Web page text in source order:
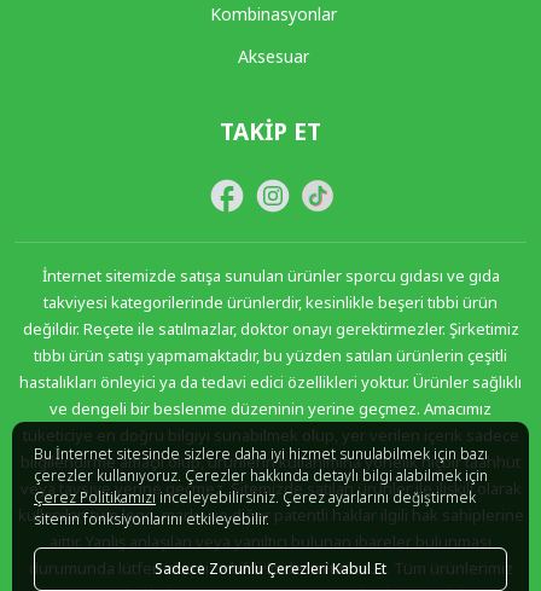
Bu İnternet sitesinde sizlere daha iyi hizmet sunulabilmek için bazı
çerezler kullanıyoruz. Çerezler hakkında detaylı bilgi alabilmek için
Çerez Politikamızıinceleyebilirsiniz. Çerez ayarlarını değiştirmek
sitenin fonksiyonlarını etkileyebilir.
Sadece Zorunlu Çerezleri Kabul Et
Kombinasyonlar
Aksesuar
TAKIP ET
İnternet sitemizde satışa sunulan ürünler sporcu gıdası ve gıda
takviyesi kategorilerinde ürünlerdir, kesinlikle beşeri tıbbi ürün
değildir. Reçete ile satılmazlar, doktor onayı gerektirmezler. Şirketimiz
tıbbı ürün satışı yapmamaktadır, bu yüzden satılan ürünlerin çeşitli
hastalıkları önleyici ya da tedavi edici özellikleri yoktur. Ürünler sağlıklı
ve dengeli bir beslenme düzeninin yerine geçmez. Amacımız
tüketiciye en doğru bilgiyi sunabilmek olup, yer verilen içerik sadece
bilgilendirme amaçlı olup, ürünlerin kullanımına yönelik hiçbir taahhüt
veya tavsiye yerine geçmez. Sitemizde satılan ürünler ile ilişkili olarak
kullanılan tüm logo, marka ve diğer patentli haklar ilgili hak sahiplerine
aittir. Yanlış anlaşılan veya yanıltıcı bulunan ibareler bulunması
durumunda lütfen sitemize bildirimde bulununuz. Tüm ürünlerimiz